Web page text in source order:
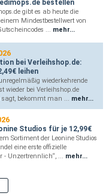
bestellen
gibt es ab heute die
Mindestbestellwert von
... mehr...
bei Verleihshop.de:
leihen
wiederkehrende
wieder bei Verleihshop.de
sagt, bekommt man ... mehr...
Studios für je 12,99€
Sortiment der Leonine Studios
eine erste offizielle
- Unzertrennlich“, ... mehr...